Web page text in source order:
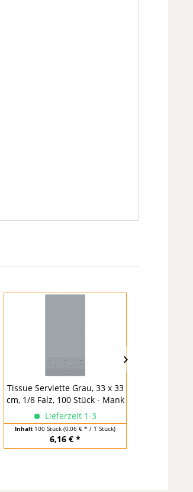
Tissue Serviette Grau, 33 x 33
cm, 1/8 Falz, 100 Stück - Mank
Lieferzeit 1-3
Inhalt 100 Stück (0,06 € * / 1 Stück)
6,16 € *